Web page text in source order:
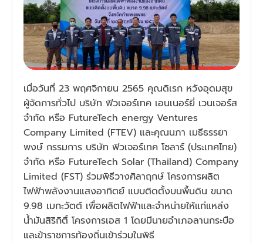
เมื่อวันที่ 23 พฤศจิกายน 2565 คุณดิเรก หวังอุดมสุข
ผู้จัดการทั่วไป บริษัท ฟิวเจอร์เทค เอนเนอร์ยี่ เวนเจอร์ส
จำกัด หรือ FutureTech energy Ventures
Company Limited (FTEV) และคุณนภา เมธีธรรยา
พงษ์ กรรมการ บริษัท ฟิวเจอร์เทค โซลาร์ (ประเทศไทย)
จำกัด หรือ FutureTech Solar (Thailand) Company
Limited (FST) ร่วมพิธีวางศิลาฤกษ์ โครงการผลิต
ไฟฟ้าพลังงานแสงอาทิตย์ แบบติดตั้งบนพื้นดิน ขนาด
9.98 เมกะวัตต์ เพื่อผลิตไฟฟ้าและจำหน่ายให้แก่แหล่ง
น้ำมันสิริกิติ์ โครงการเอส 1 โดยมีนายอำเภอลานกระบือ
และข้าราชการท้องถิ่นเข้าร่วมในพิธี